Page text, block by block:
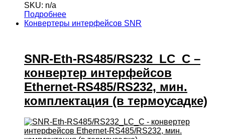
SKU: n/a
Подробнее
Конвертеры интерфейсов SNR
SNR-Eth-RS485/RS232_LC_С –
конвертер интерфейсов
Ethernet-RS485/RS232, мин.
комплектация (в термоусадке)